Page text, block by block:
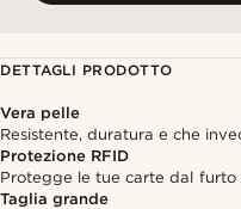
DETTAGLI PRODOTTO
Vera pelle
Resistente, duratura e che
Protezione RFID
Protegge le tue carte dal furto
Taglia grande